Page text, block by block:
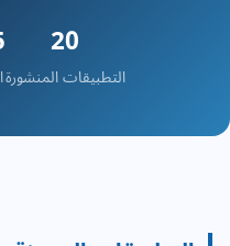
20
التطبيقات المنشورة